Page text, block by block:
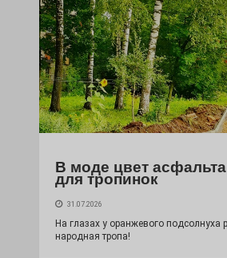
В моде цвет
для тропинок
31.07.2026
На глазах у оранжевого подсолнуха
народная тропа!